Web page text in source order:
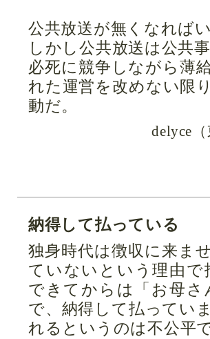
公共放送が無くなれば
しかし公共放送は公共
必死に競争しながら薄
れた運営を改めない限
動だ。
delyce
納得して払っている
独身時代は徴収に来ま
ていないという理由
できてからは「お母
で、納得して払ってい
れるというのは不公平